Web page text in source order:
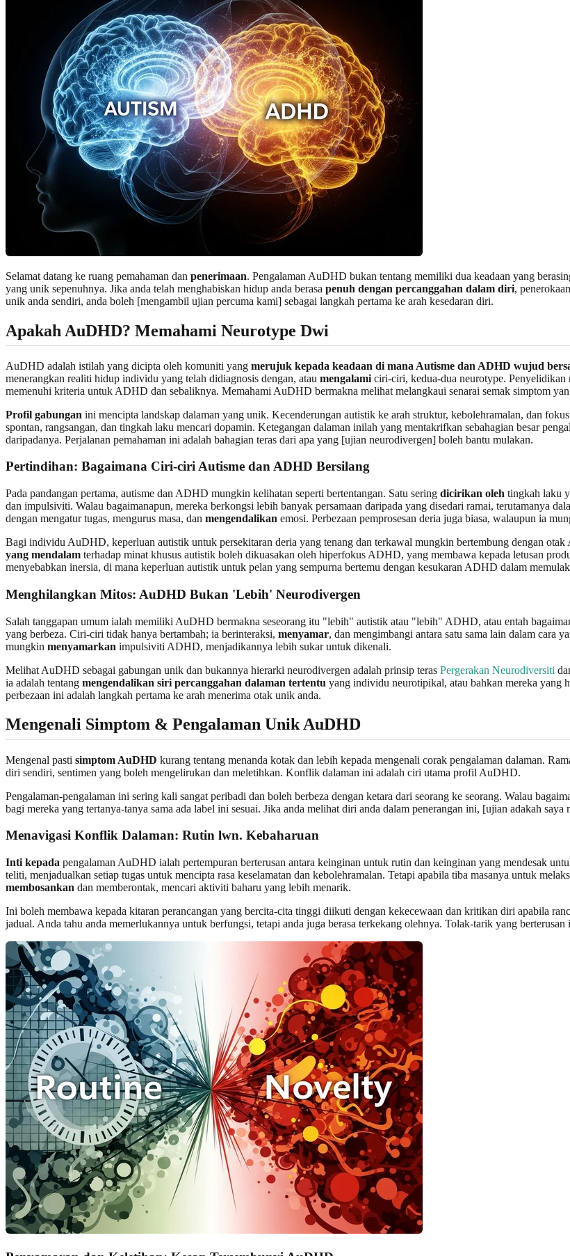
Selamat datang ke ruang pemahaman dan penerimaan. Pengalaman AuDHD bukan tentang memiliki dua keadaan yang
yang unik sepenuhnya. Jika anda telah menghabiskan hidup anda berasa penuh dengan percanggahan dalam diri,
unik anda sendiri, anda boleh [mengambil ujian percuma kami] sebagai langkah pertama ke arah kesedaran diri.
Apakah AuDHD? Memahami Neurotype Dwi
AuDHD adalah istilah yang dicipta oleh komuniti yang merujuk kepada keadaan di mana Autisme dan ADHD wujud
menerangkan realiti hidup individu yang telah didiagnosis dengan, atau mengalami ciri-ciri, kedua-dua neurotype. Penyelidikan
memenuhi kriteria untuk ADHD dan sebaliknya. Memahami AuDHD bermakna melihat melangkaui senarai semak simptom
Profil gabungan ini mencipta landskap dalaman yang unik. Kecenderungan autistik ke arah struktur, kebolehramalan, dan
spontan, rangsangan, dan tingkah laku mencari dopamin. Ketegangan dalaman inilah yang mentakrifkan sebahagian besar
daripadanya. Perjalanan pemahaman ini adalah bahagian teras dari apa yang [ujian neurodivergen] boleh bantu mulakan.
Pertindihan: Bagaimana Ciri-ciri Autisme dan ADHD Bersilang
Pada pandangan pertama, autisme dan ADHD mungkin kelihatan seperti bertentangan. Satu sering dicirikan oleh tingkah laku
dan impulsiviti. Walau bagaimanapun, mereka berkongsi lebih banyak persamaan daripada yang disedari ramai, terutamanya
dengan mengatur tugas, mengurus masa, dan mengendalikan emosi. Perbezaan pemprosesan deria juga biasa, walaupun ia
Bagi individu AuDHD, keperluan autistik untuk persekitaran deria yang tenang dan terkawal mungkin bertembung dengan
yang mendalam terhadap minat khusus autistik boleh dikuasakan oleh hiperfokus ADHD, yang membawa kepada letusan
menyebabkan inersia, di mana keperluan autistik untuk pelan yang sempurna bertemu dengan kesukaran ADHD dalam
Menghilangkan Mitos: AuDHD Bukan 'Lebih' Neurodivergen
Salah tanggapan umum ialah memiliki AuDHD bermakna seseorang itu "lebih" autistik atau "lebih" ADHD, atau entah
yang berbeza. Ciri-ciri tidak hanya bertambah; ia berinteraksi, menyamar, dan mengimbangi antara satu sama lain dalam cara
mungkin menyamarkan impulsiviti ADHD, menjadikannya lebih sukar untuk dikenali.
Melihat AuDHD sebagai gabungan unik dan bukannya hierarki neurodivergen adalah prinsip teras Pergerakan Neurodiversiti
ia adalah tentang mengendalikan siri percanggahan dalaman tertentu yang individu neurotipikal, atau bahkan mereka
perbezaan ini adalah langkah pertama ke arah menerima otak unik anda.
Mengenali Simptom & Pengalaman Unik AuDHD
Mengenal pasti simptom AuDHD kurang tentang menanda kotak dan lebih kepada mengenali corak pengalaman dalaman.
diri sendiri, sentimen yang boleh mengelirukan dan meletihkan. Konflik dalaman ini adalah ciri utama profil AuDHD.
Pengalaman-pengalaman ini sering kali sangat peribadi dan boleh berbeza dengan ketara dari seorang ke seorang. Walau
bagi mereka yang tertanya-tanya sama ada label ini sesuai. Jika anda melihat diri anda dalam penerangan ini, [ujian adakah
Menavigasi Konflik Dalaman: Rutin lwn. Kebaharuan
Inti kepada pengalaman AuDHD ialah pertempuran berterusan antara keinginan untuk rutin dan keinginan yang mendesak
teliti, menjadualkan setiap tugas untuk mencipta rasa keselamatan dan kebolehramalan. Tetapi apabila tiba masanya untuk
membosankan dan memberontak, mencari aktiviti baharu yang lebih menarik.
Ini boleh membawa kepada kitaran perancangan yang bercita-cita tinggi diikuti dengan kekecewaan dan kritikan diri apabila
jadual. Anda tahu anda memerlukannya untuk berfungsi, tetapi anda juga berasa terkekang olehnya. Tolak-tarik yang